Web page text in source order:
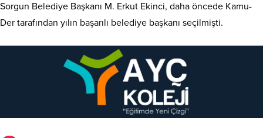
Sorgun Belediye Başkanı M. Erkut Ekinci, daha öncede Kamu-
Der tarafından yılın başarılı belediye başkanı seçilmişti.